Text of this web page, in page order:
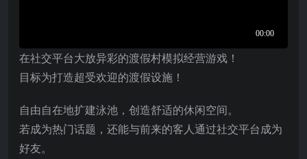
在社交平台大放异彩的渡假村模拟经营游戏！
目标为打造超受欢迎的渡假设施！
自由自在地扩建泳池，创造舒适的休闲空间。
若成为热门话题，还能与前来的客人通过社交平台成为
好友。